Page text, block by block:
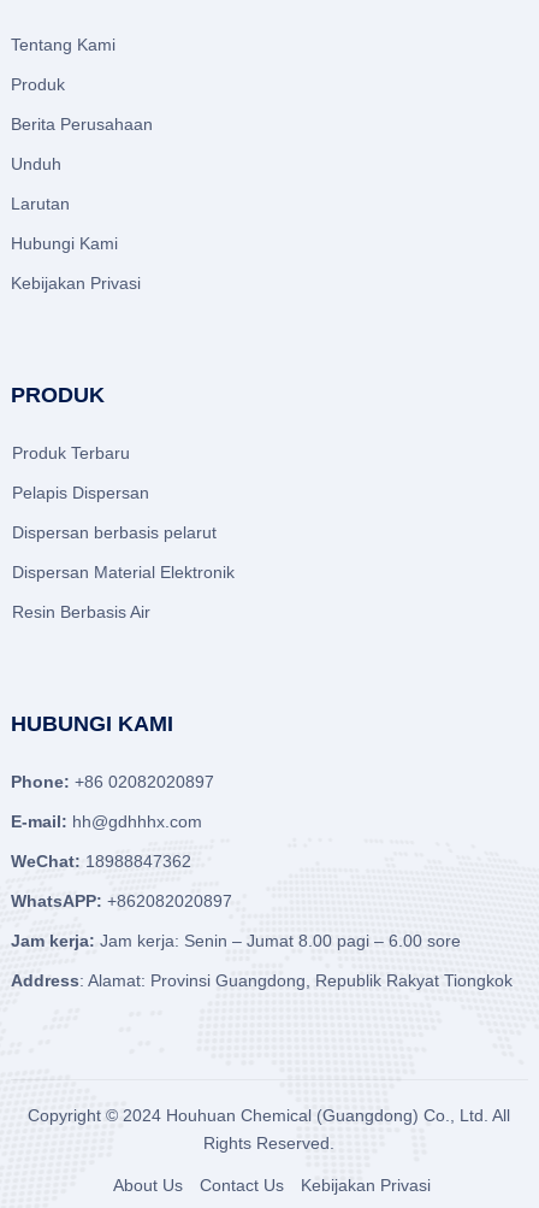
Tentang Kami
Produk
Berita Perusahaan
Unduh
Larutan
Hubungi Kami
Kebijakan Privasi
PRODUK
Produk Terbaru
Pelapis Dispersan
Dispersan berbasis pelarut
Dispersan Material Elektronik
Resin Berbasis Air
HUBUNGI KAMI
Phone: +86 02082020897
E-mail: hh@gdhhhx.com
WeChat: 18988847362
WhatsAPP: +862082020897
Jam kerja: Jam kerja: Senin – Jumat 8.00 pagi – 6.00 sore
Address: Alamat: Provinsi Guangdong, Republik Rakyat Tiongkok
Copyright © 2024 Houhuan Chemical (Guangdong) Co., Ltd. All
Rights Reserved.
About Us Contact Us Kebijakan Privasi